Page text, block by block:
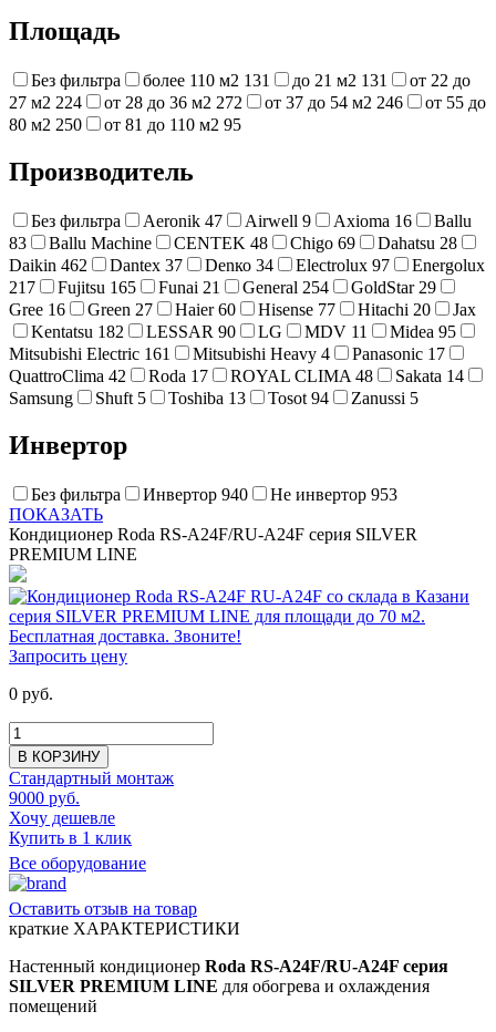
Площадь
Без фильтра более 110 м2 131 до 21 м2 131
от 22 до
27 м2 224 от 28 до 36 м2 272 от 37 до 54 м2 246
от 55 до
80 м2 250 от 81 до 110 м2 95
Производитель
Без фильтра Aeronik 47 Airwell 9 Axioma 16
Ballu
83
Ballu Machine CENTEK 48 Chigo 69 Dahatsu 28
Daikin 462 Dantex 37 Denко 34 Electrolux 97
Energolux
217
Fujitsu 165 Funai 21 General 254 GoldStar 29
Gree 16 Green 27 Haier 60 Hisense 77 Hitachi 20
Jax
Kentatsu 182 LESSAR 90 LG MDV 11 Midea 95
Mitsubishi Electric 161 Mitsubishi Heavy 4 Panasonic 17
QuattroClima 42 Roda 17 ROYAL CLIMA 48 Sakata 14
Samsung
Shuft 5 Toshiba 13 Tosot 94 Zanussi 5
Инвертор
Без фильтра Инвертор 940 Не инвертор 953
ПОКАЗАТЬ
Кондиционер Roda RS-A24F/RU-A24F серия SILVER
PREMIUM LINE
Запросить цену
0 руб.
В КОРЗИНУ
Стандартный монтаж
9000 руб.
Хочу дешевле
Купить в 1 клик
Все оборудование
Оставить отзыв на товар
краткие ХАРАКТЕРИСТИКИ
Настенный кондиционер Roda RS-A24F/RU-A24F серия
SILVER PREMIUM LINE для обогрева и охлаждения
помещений